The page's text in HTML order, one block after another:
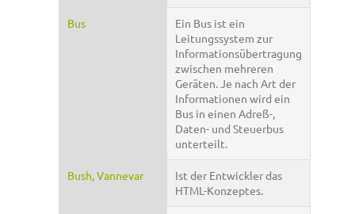
Bus
Ein Bus ist ein
Leitungssystem zur
Informationsübertragung
zwischen mehreren
Geräten. Je nach Art der
Informationen wird ein
Bus in einen Adreß-,
Daten- und Steuerbus
unterteilt.
Bush, Vannevar
Ist der Entwickler das
HTML-Konzeptes.